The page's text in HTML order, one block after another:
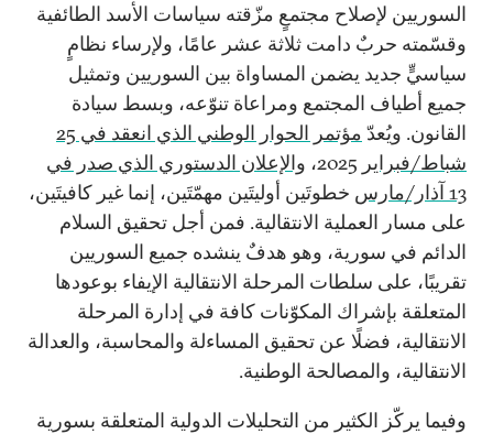
السوريين لإصلاح مجتمعٍ مزّقته سياسات الأسد الطائفية
وقسّمته حربٌ دامت ثلاثة عشر عامًا، ولإرساء نظامٍ
سياسيٍّ جديد يضمن المساواة بين السوريين وتمثيل
جميع أطياف المجتمع ومراعاة تنوّعه، وبسط سيادة
القانون. ويُعدّ
مؤتمر الحوار الوطني الذي انعقد في 25
شباط/فبراير
والإعلان الدستوري الذي صدر في
13 آذار/مارس
خطوتَين أوليتَين مهمّتَين، إنما غير كافيتَين،
على مسار العملية الانتقالية. فمن أجل تحقيق السلام
الدائم في سورية، وهو هدفٌ ينشده جميع السوريين
تقريبًا، على سلطات المرحلة الانتقالية الإيفاء بوعودها
المتعلقة بإشراك المكوّنات كافة في إدارة المرحلة
الانتقالية، فضلًا عن تحقيق المساءلة والمحاسبة، والعدالة
الانتقالية، والمصالحة الوطنية.
وفيما يركّز الكثير من التحليلات الدولية المتعلقة بسورية